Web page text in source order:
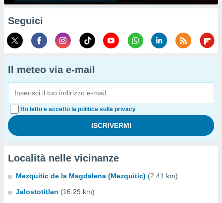
Seguici
Il meteo via e-mail
Ho letto e accetto la politica sulla privacy
Località nelle vicinanze
Mezquitic de la Magdalena (Mezquitic) (2.41 km)
Jalostotitlan (16.29 km)